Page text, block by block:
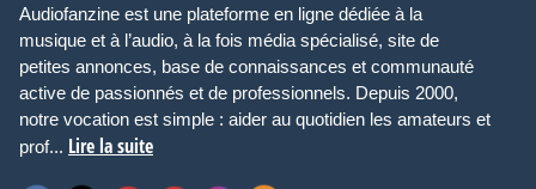
Audiofanzine est une plateforme en ligne dédiée à la
musique et à l’audio, à la fois média spécialisé, site de
petites annonces, base de connaissances et communauté
active de passionnés et de professionnels. Depuis 2000,
notre vocation est simple : aider au quotidien les amateurs et
prof... Lire la suite